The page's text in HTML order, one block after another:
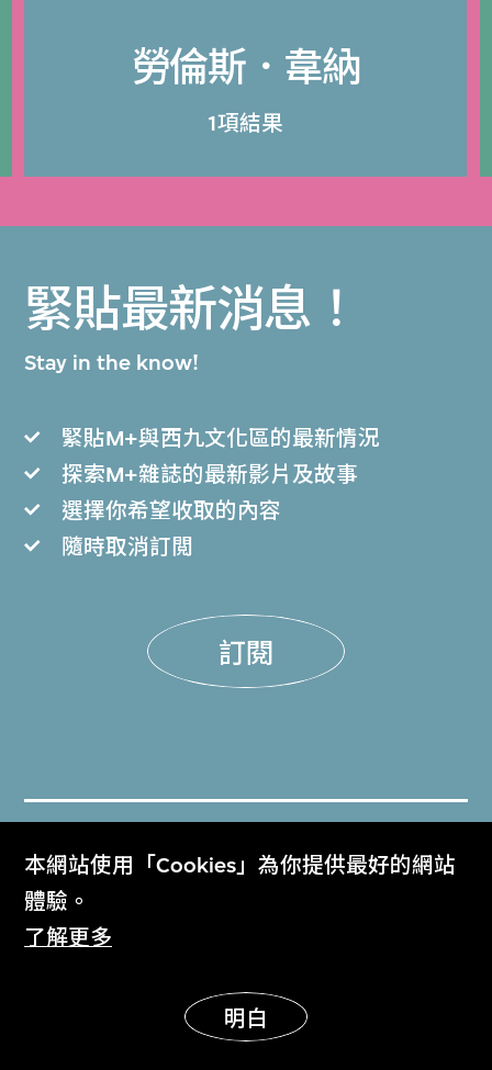
本網站使用「Cookies」為你提供最好的網站
體驗。
了解更多
明白
勞倫斯．韋納
1項結果
緊貼最新消息！
Stay in the know!
緊貼M+與西九文化區的最新情況
探索M+雜誌的最新影片及故事
選擇你希望收取的內容
隨時取消訂閲
訂閱
門票
Get Tickets
M+雜誌